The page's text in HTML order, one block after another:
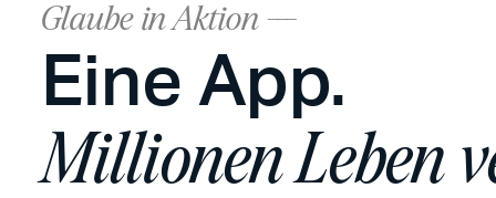
Glaube in Aktion ---
Eine App.
Millionen Leben